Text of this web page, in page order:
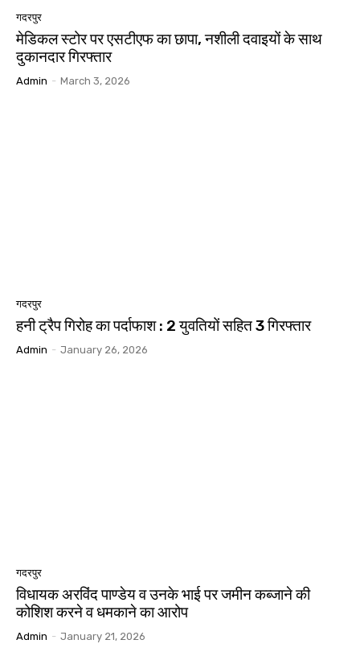
गदरपुर
मेडिकल स्टोर पर एसटीएफ का छापा, नशीली दवाइयों के साथ
दुकानदार गिरफ्तार
Admin - March 3, 2026
गदरपुर
हनी ट्रैप गिरोह का पर्दाफाश : 2 युवतियों सहित 3 गिरफ्तार
Admin - January 26, 2026
गदरपुर
विधायक अरविंद पाण्डेय व उनके भाई पर जमीन कब्जाने की
कोशिश करने व धमकाने का आरोप
Admin - January 21, 2026